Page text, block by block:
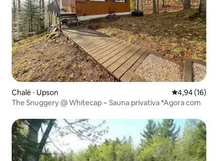
Chalé ⋅ Upson 4,94 de uma
4,94 (16)
The Snuggery @ Whitecap ~ Sauna privativa *Agora com